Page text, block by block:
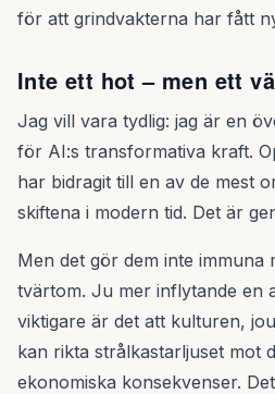
för att grindvakterna har fått
Inte ett hot – men ett
Jag vill vara tydlig: jag är en
för AI:s transformativa kraft.
har bidragit till en av de mest
skiftena i modern tid. Det är
Men det gör dem inte immuna
tvärtom. Ju mer inflytande en
viktigare är det att kulturen,
kan rikta strålkastarljuset mot
ekonomiska konsekvenser.